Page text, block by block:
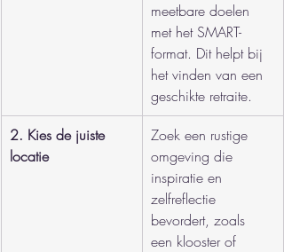
meetbare doelen
met het SMART-
format. Dit helpt bij
het vinden van een
geschikte retraite.
2. Kies de juiste
locatie
Zoek een rustige
omgeving die
inspiratie en
zelfreflectie
bevordert, zoals
een klooster of